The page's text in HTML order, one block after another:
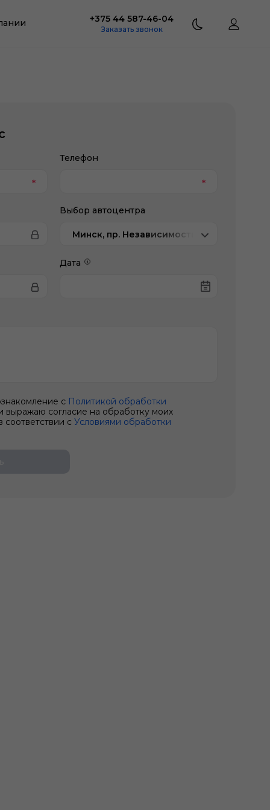
+375 44 587-46-04
Заказать звонок
Телефон
Выбор автоцентра
Минск, пр. Независимости, 202/1,
Дата
с Политикой обработки
выражаю согласие на обработку моих
соответствии с Условиями обработки